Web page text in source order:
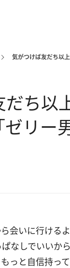
気がつけば友だち以
だち
リー
会いに行けるよ
なしでいいから
っと自信持っ